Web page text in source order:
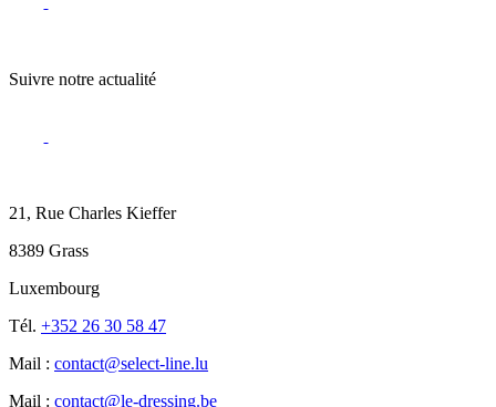
Suivre notre actualité
21, Rue Charles Kieffer
8389 Grass
Luxembourg
Tél. +352 26 30 58 47
Mail : contact@select-line.lu
Mail : contact@le-dressing.be